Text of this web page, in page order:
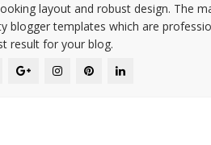
layout and robust design. The
blogger templates which are
result for your blog.